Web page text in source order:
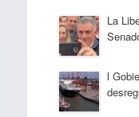
La
l